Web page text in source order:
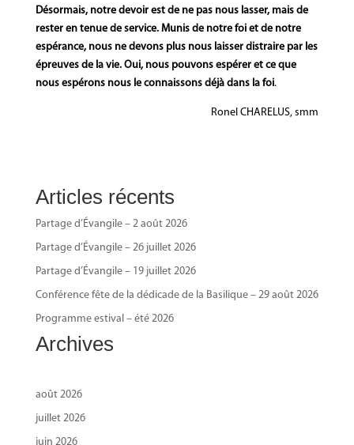
Désormais, notre devoir est de ne pas nous lasser, mais de
rester en tenue de service. Munis de notre foi et de notre
espérance, nous ne devons plus nous laisser distraire par les
épreuves de la vie. Oui, nous pouvons espérer et ce que
nous espérons nous le connaissons déjà dans la foi.
Ronel CHARELUS, smm
Articles récents
Partage d’Évangile – 2 août 2026
Partage d’Évangile – 26 juillet 2026
Partage d’Évangile – 19 juillet 2026
Conférence fête de la dédicade de la Basilique – 29 août 2026
Programme estival – été 2026
Archives
août 2026
juillet 2026
juin 2026